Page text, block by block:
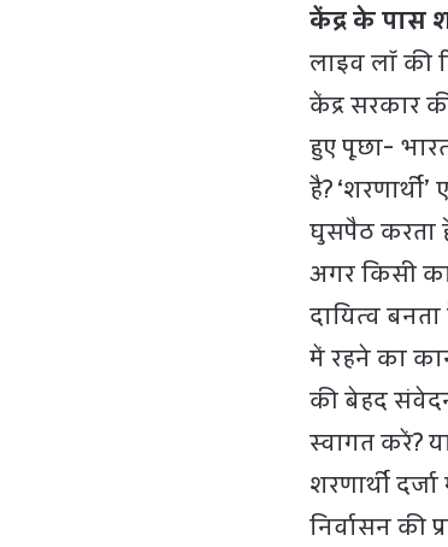
केंद्र के पास
लाइव लॉ की
केंद्र सरकार
हुए पूछा-
है?
घुसपैठ करता
अगर किसी
दायित्व
में रहने का
की बेहद
स्वागत करें?
शरणार्थी
निर्वासन की